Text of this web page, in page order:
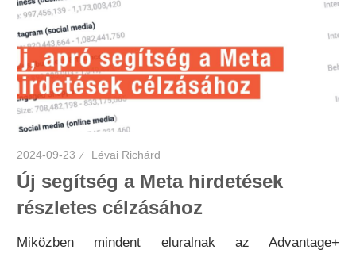
2024-09-23 Lévai Richárd
Új segítség a Meta hirdetések
részletes célzásához
Miközben mindent eluralnak az Advantage+